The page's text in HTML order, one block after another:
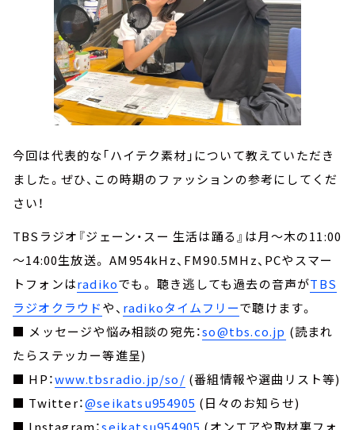
今回は代表的な「ハイテク素材」について教えていただき
ました。ぜひ、この時期のファッションの参考にしてくだ
さい！
TBSラジオ『ジェーン・スー 生活は踊る』は月～木の11:00
～14:00生放送。 AM954kHz、FM90.5MHz、PCやスマー
トフォンはradikoでも。 聴き逃しても過去の音声がTBS
ラジオクラウドや、 radikoタイムフリーで聴けます。
■ メッセージや悩み相談の宛先：so@tbs.co.jp (読まれ
たらステッカー等進呈)
■ HP：www.tbsradio.jp/so/ (番組情報や選曲リスト等)
■ Twitter：@seikatsu954905 (日々のお知らせ)
■ Instagram：seikatsu954905 (オンエアや取材裏フォ